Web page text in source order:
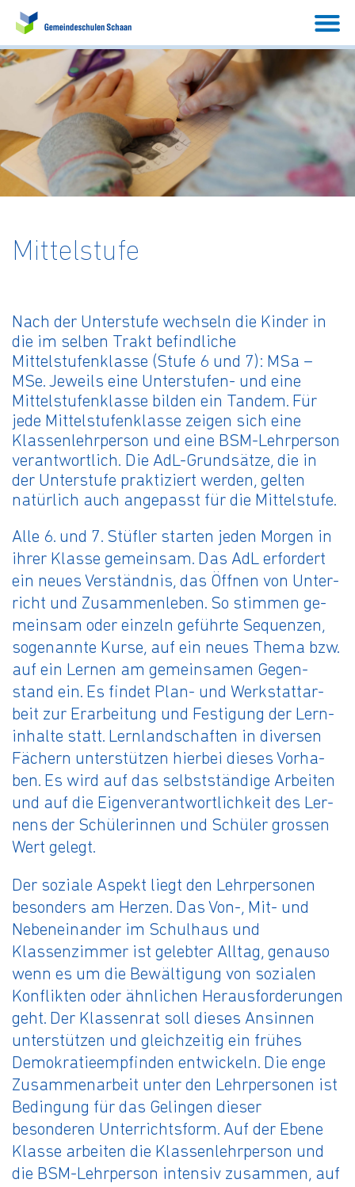
Mittelstufe
Nach der Unterstufe wechseln die Kinder in
die im selben Trakt befindliche
Mittelstufenklasse (Stufe 6 und 7): MSa –
MSe. Jeweils eine Unterstufen- und eine
Mittelstufenklasse bilden ein Tandem. Für
jede Mittelstufenklasse zeigen sich eine
Klassenlehrperson und eine BSM-Lehrperson
verantwortlich. Die AdL-Grundsätze, die in
der Unterstufe praktiziert werden, gelten
natürlich auch angepasst für die Mittelstufe.
Alle 6. und 7. Stüf­ler star­ten jeden Mor­gen in
ihrer Klas­se ge­mein­sam. Das AdL er­for­dert
ein neues Ver­ständ­nis, das Öff­nen von Un­ter­
richt und Zu­sam­men­le­ben. So stim­men ge­
mein­sam oder ein­zeln ge­führ­te Se­quen­zen,
so­ge­nann­te Kurse, auf ein neues Thema bzw.
auf ein Ler­nen am ge­mein­sa­men Ge­gen­
stand ein. Es fin­det Plan- und Werk­statt­ar­
beit zur Er­ar­bei­tung und Fes­ti­gung der Lern­
in­hal­te statt. Lern­land­schaf­ten in di­ver­sen
Fä­chern un­ter­stüt­zen hier­bei die­ses Vor­ha­
ben. Es wird auf das selbst­stän­di­ge Ar­bei­ten
und auf die Ei­gen­ver­ant­wort­lich­keit des Ler­
nens der Schü­le­rin­nen und Schü­ler gros­sen
Wert ge­legt.
Der soziale Aspekt liegt den Lehrpersonen
besonders am Herzen. Das Von-, Mit- und
Nebeneinander im Schulhaus und
Klassenzimmer ist gelebter Alltag, genauso
wenn es um die Bewältigung von sozialen
Konflikten oder ähnlichen Herausforderungen
geht. Der Klassenrat soll dieses Ansinnen
unterstützen und gleichzeitig ein frühes
Demokratieempfinden entwickeln. Die enge
Zusammenarbeit unter den Lehrpersonen ist
Bedingung für das Gelingen dieser
besonderen Unterrichtsform. Auf der Ebene
Klasse arbeiten die Klassenlehrperson und
die BSM-Lehrperson intensiv zusammen, auf